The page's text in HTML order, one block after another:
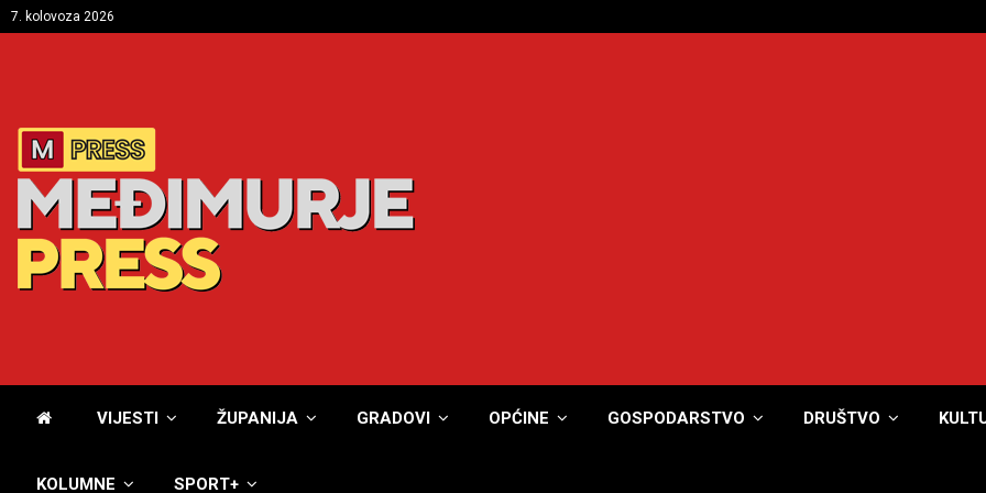
7. kolovoza 2026
VIJESTI ŽUPANIJA GRADOVI OPĆINE GOSPODARSTVO DRUŠTVO
KOLUMNE SPORT+